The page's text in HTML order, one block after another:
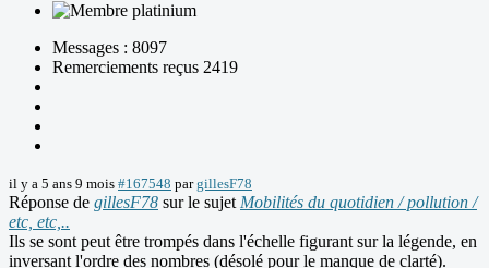
Messages : 8097
Remerciements reçus 2419
il y a 5 ans 9 mois #167548 pargillesF78
Réponse de gillesF78 sur le sujet Mobilités du quotidien / pollution /
etc, etc,..
Ils se sont peut être trompés dans l'échelle figurant sur la légende, en
inversant l'ordre des nombres (désolé pour le manque de clarté).